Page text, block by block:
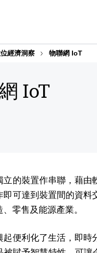
經濟洞察 物聯網 IoT
IoT
立的裝置作串聯，藉由
即可達到裝置間的資料
零售及能源產業。
起便利化了生活，即時